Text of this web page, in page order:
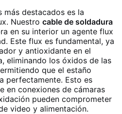
más destacados es la
Nuestro cable de soldadura
en su interior un agente flux
Este flux es fundamental, ya
y antioxidante en el
eliminando los óxidos de las
que el estaño
perfectamente. Esto es
en conexiones de cámaras
pueden comprometer
video y alimentación.